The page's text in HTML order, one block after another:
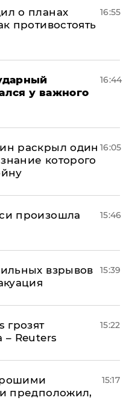
о планах
противостоять
16:55
у важного
16:44
раскрыл один
которого
16:05
произошла
15:46
взрывов
15:39
грозят
– Reuters
15:22
предположил,
15:17